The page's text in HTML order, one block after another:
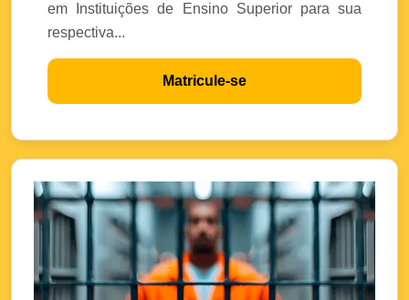
em Instituições de Ensino Superior para sua
respectiva...
Matricule-se